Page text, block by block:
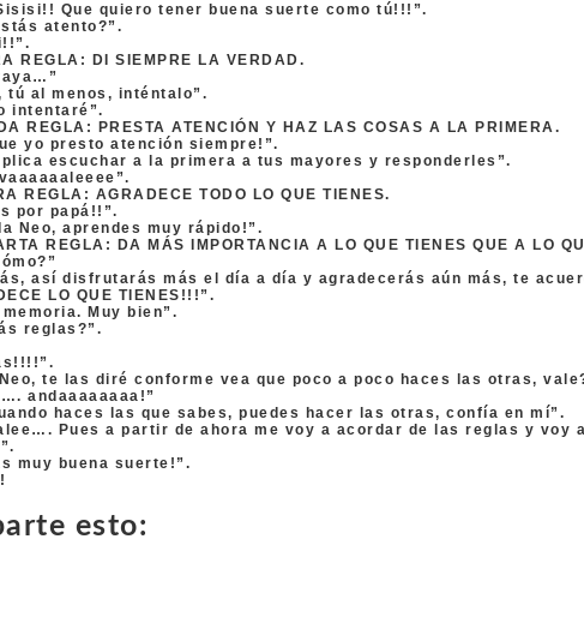
Que quiero tener buena suerte como tú!!!”.
atento?”.
REGLA: DI SIEMPRE LA VERDAD.
tú al menos, inténtalo”.
intentaré”.
REGLA: PRESTA ATENCIÓN Y HAZ LAS COSAS A LA PRIMERA.
yo presto atención siempre!”.
escuchar a la primera a tus mayores y responderles”.
REGLA: AGRADECE TODO LO QUE TIENES.
por papá!!”.
Neo, aprendes muy rápido!”.
REGLA: DA MÁS IMPORTANCIA A LO QUE TIENES QUE A LO
así disfrutarás más el día a día y agradecerás aún más, te
LO QUE TIENES!!!”.
Muy bien”.
reglas?”.
te las diré conforme vea que poco a poco haces las otras,
andaaaaaaaa!”
haces las que sabes, puedes hacer las otras, confía en mí”.
Pues a partir de ahora me voy a acordar de las reglas y voy
muy buena suerte!”.
esto: